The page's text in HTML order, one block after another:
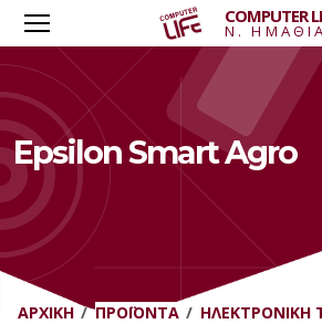
COMPUTER
Ν.
Epsilon Smart Agro
ΑΡΧΙΚΉ ΠΡΟΪΌΝΤΑ
ΗΛΕΚΤΡΟΝΙΚΉ